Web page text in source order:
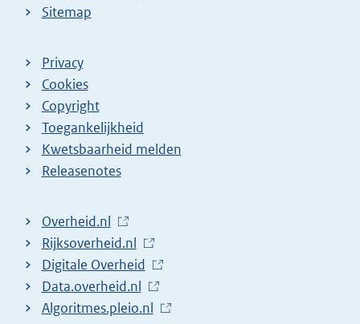
Sitemap
Privacy
Cookies
Copyright
Toegankelijkheid
Kwetsbaarheid melden
Releasenotes
L
i
n
k
n
Overheid.nl
L
i
n
k
Rijksoverheid.nl
L
i
n
Digitale Overheid
L
i
Data.overheid.nl
L
Algoritmes.pleio.nl